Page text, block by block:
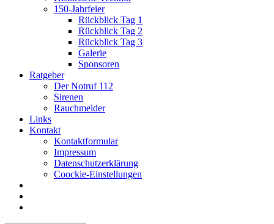
150-Jahrfeier
Rückblick Tag 1
Rückblick Tag 2
Rückblick Tag 3
Galerie
Sponsoren
Ratgeber
Der Notruf 112
Sirenen
Rauchmelder
Links
Kontakt
Kontaktformular
Impressum
Datenschutzerklärung
Coockie-Einstellungen